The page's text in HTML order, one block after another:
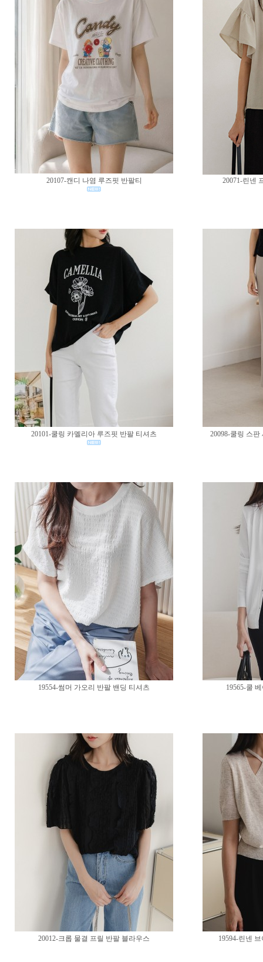
20107-캔디 나염 루즈핏 반팔티 20071-린넨
20101-쿨링 카멜리아 루즈핏 반팔 티셔츠 20098-쿨링 스
19554-썸머 가오리 반팔 밴딩 티셔츠 19565-쿨
20012-크롭 물결 프릴 반팔 블라우스 19594-린넨